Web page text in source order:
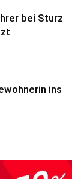
bei Sturz
ins